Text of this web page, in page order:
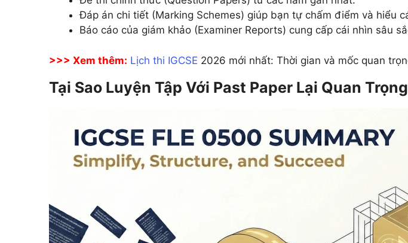
Đáp án chi tiết (Marking Schemes) giúp bạn tự chấm điểm và hiểu
Báo cáo của giám khảo (Examiner Reports) cung cấp cái nhìn sâu
>>> Xem thêm: Lịch thi IGCSE 2026 mới nhất: Thời gian và mốc quan
Tại Sao Luyện Tập Với Past Paper Lại Quan